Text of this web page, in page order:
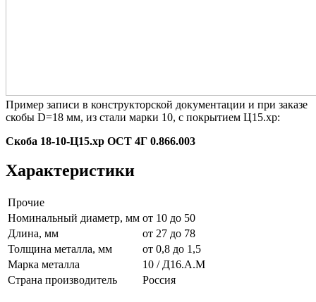
Пример записи в конструкторской документации и при заказе
скобы D=18 мм, из стали марки 10, с покрытием Ц15.хр:
Скоба 18-10-Ц15.хр ОСТ 4Г 0.866.003
Характеристики
Прочие
Номинальный диаметр, мм от 10 до 50
Длина, мм
от 27 до 78
Толщина металла, мм
от 0,8 до 1,5
Марка металла
10 / Д16.А.М
Страна производитель
Россия